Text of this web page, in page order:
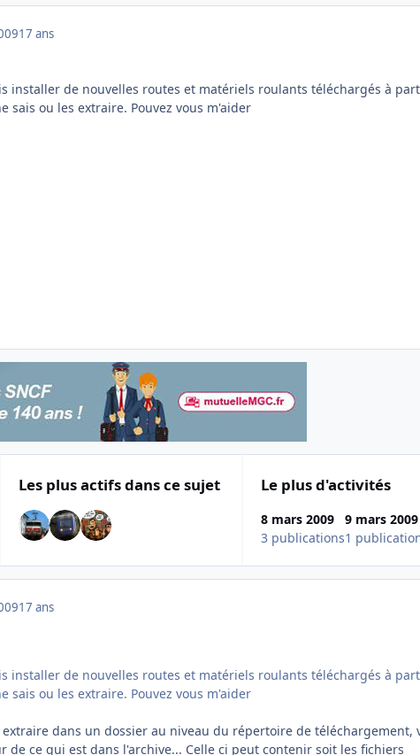
17 ans
installer de nouvelles routes et matériels roulants téléchargés à
sais ou les extraire. Pouvez vous m'aider
Les plus actifs dans ce sujet Le plus d'activités
8 mars 2009
3 publications
9 mars 2009
1
17 ans
installer de nouvelles routes et matériels roulants téléchargés à
sais ou les extraire. Pouvez vous m'aider
extraire dans un dossier au niveau du répertoire de téléchargement,
de ce qui est dans l'archive... Celle ci peut contenir soit les fichiers